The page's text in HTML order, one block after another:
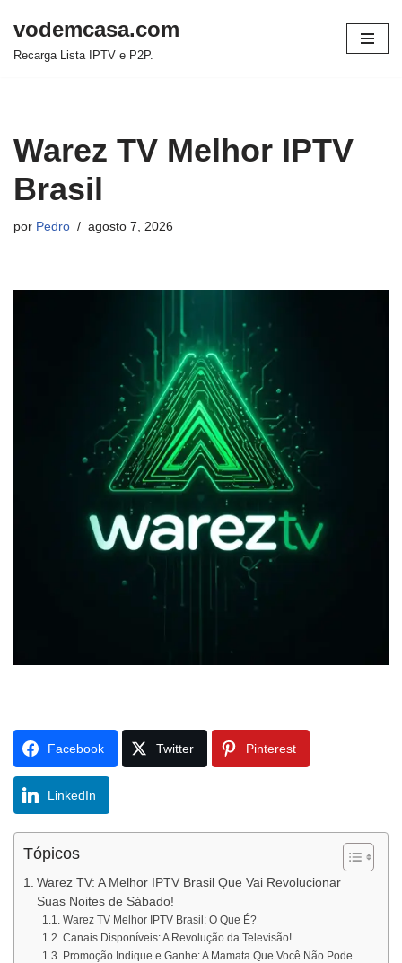
Pular
vodemcasa.com
Recarga Lista IPTV e P2P.
Warez TV Melhor IPTV
Brasil
por Pedro agosto 7, 2026
Facebook Twitter Pinterest
LinkedIn
Tópicos
Warez TV: A Melhor IPTV Brasil Que Vai Revolucionar
Suas Noites de Sábado!
Warez TV Melhor IPTV Brasil: O Que É?
Canais Disponíveis: A Revolução da Televisão!
Promoção Indique e Ganhe: A Mamata Que Você Não Pode